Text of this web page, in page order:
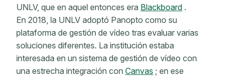
UNLV, que en aquel entonces era Blackboard .
En 2018, la UNLV adoptó Panopto como su
plataforma de gestión de vídeo tras evaluar varias
soluciones diferentes. La institución estaba
interesada en un sistema de gestión de vídeo con
una estrecha integración con Canvas ; en ese